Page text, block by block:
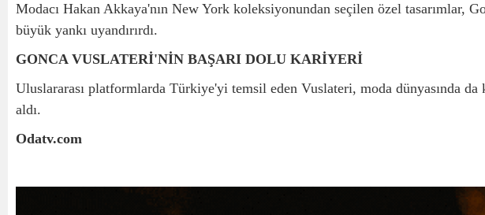
Modacı Hakan Akkaya'nın New York koleksiyonundan seçilen özel tasarımlar,
büyük yankı uyandırırdı.
GONCA VUSLATERİ'NİN BAŞARI DOLU KARİYERİ
Uluslararası platformlarda Türkiye'yi temsil eden Vuslateri, moda dünyasında
aldı.
Odatv.com